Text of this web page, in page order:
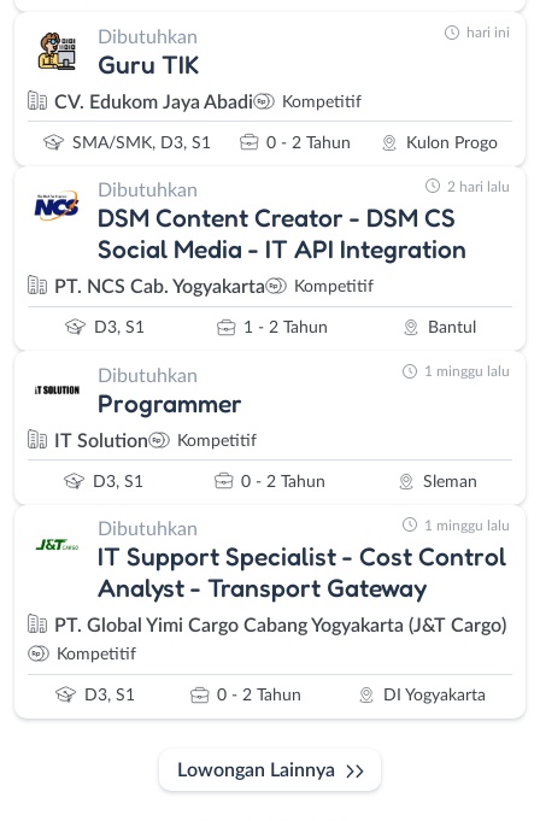
Dibutuhkan
Guru TIK
CV. Edukom Jaya Abadi Kompetitif
SMA/SMK, D3, S1 0 - 2 Tahun Kulon Progo
hari ini
Dibutuhkan
DSM Content Creator - DSM CS
Social Media - IT API Integration
PT. NCS Cab. Yogyakarta Kompetitif
D3, S1 1 - 2 Tahun Bantul
2 hari lalu
Dibutuhkan
Programmer
IT Solution Kompetitif
D3, S1 0 - 2 Tahun Sleman
1 minggu lalu
Dibutuhkan
IT Support Specialist - Cost Control
Analyst - Transport Gateway
PT. Global Yimi Cargo Cabang Yogyakarta (J&T Cargo)
Kompetitif
D3, S1 0 - 2 Tahun DI Yogyakarta
1 minggu lalu
Lowongan Lainnya